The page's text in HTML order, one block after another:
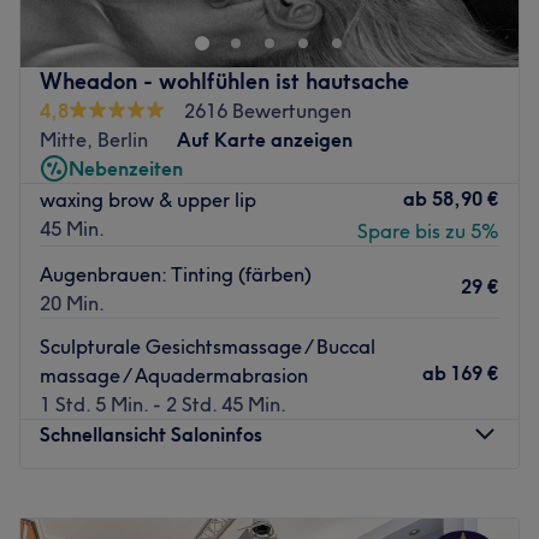
Frisur, die zu dir passt. Lass dich ausführlich beraten und
freu dich auf einen neuen Look!
Nächste öffentliche Verkehrsmittel:
Die Stationen Alexanderplatz, Weinmeisterstraße und
Rosa Luxemburg Straße sind ganz in der Nähe.
Das Team:
Das Team besteht aus Expertinnen auf dem Gebiet
Haarschnitte und Colorationen und bildet sich auf den
Was uns an dem Salon gefällt:
Expertise: Haarcolorationen.
Produkte und Produktmarken: Aveda.
Extras: Super Anbindung an die öffentlichen
Verkehrsmittel und zu den Behandlungen gibt es
Wheadon - wohlfühlen ist hautsache
4,8
2616 Bewertungen
Mitte, Berlin
Auf Karte anzeigen
Nebenzeiten
waxing brow & upper lip
45 Min.
ab 58,90 €
Spare bis zu 5%
Augenbrauen: Tinting (färben)
20 Min.
29 €
Sculpturale Gesichtsmassage / Buccal
massage / Aquadermabrasion
1 Std. 5 Min. - 2 Std. 45 Min.
ab 169 €
Schnellansicht Saloninfos
09:00– 18:00